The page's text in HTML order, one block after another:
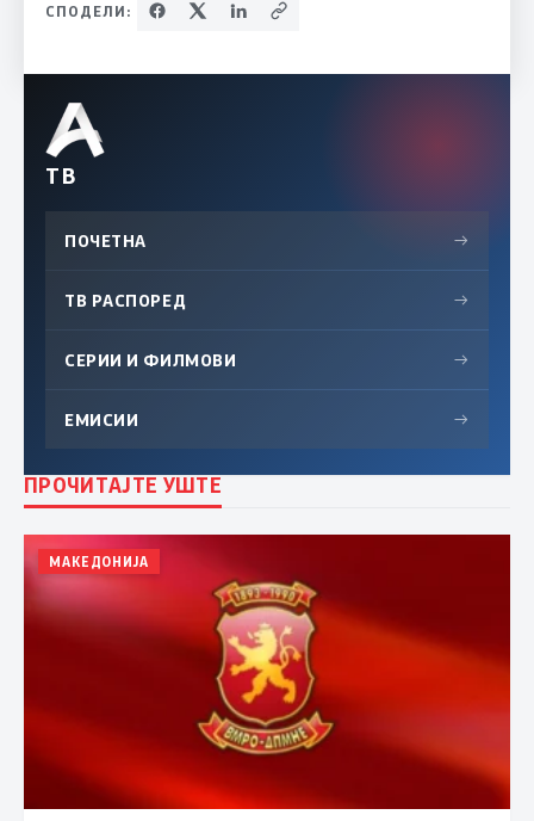
СПОДЕЛИ:
ТВ
ПОЧЕТНА →
ТВ РАСПОРЕД →
СЕРИИ И ФИЛМОВИ →
ЕМИСИИ →
ПРОЧИТАЈТЕ УШТЕ
МАКЕДОНИЈА